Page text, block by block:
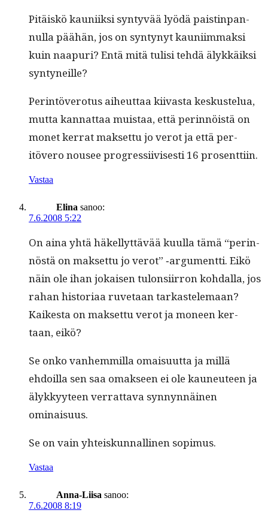
Pitäiskö kau­ni­ik­si syn­tyvää lyödä paistin­pan­
nul­la päähän, jos on syn­tynyt kau­ni­im­mak­si
kuin naa­puri? Entä mitä tulisi tehdä älykkäik­si
syntyneille?
Per­in­tövero­tus aiheut­taa kiivas­ta keskustelua,
mut­ta kan­nat­taa muis­taa, että perin­nöistä on
mon­et ker­rat mak­set­tu jo verot ja että per­
itövero nousee pro­gres­si­ivis­es­ti 16 prosenttiin.
Vastaa
Elina sanoo:
7.6.2008 5:22
On aina yhtä häkel­lyt­tävää kuul­la tämä “perin­
nöstä on mak­set­tu jo verot” ‑argu­ment­ti. Eikö
näin ole ihan jokaisen tulon­si­ir­ron kohdal­la, jos
rahan his­to­ri­aa ruve­taan tarkastele­maan?
Kaikesta on mak­set­tu verot ja mon­een ker­
taan, eikö?
Se onko van­hem­mil­la omaisu­ut­ta ja mil­lä
ehdoil­la sen saa omak­seen ei ole kauneu­teen ja
älykkyy­teen ver­rat­ta­va syn­nyn­näi­nen
ominaisuus.
Se on vain yhteiskun­nalli­nen sopimus.
Vastaa
Anna-Liisa sanoo:
7.6.2008 8:19